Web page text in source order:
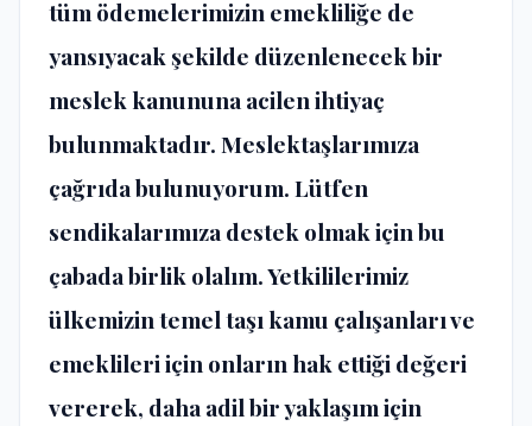
tüm ödemelerimizin emekliliğe de
yansıyacak şekilde düzenlenecek bir
meslek kanununa acilen ihtiyaç
bulunmaktadır. Meslektaşlarımıza
çağrıda bulunuyorum. Lütfen
sendikalarımıza destek olmak için bu
çabada birlik olalım. Yetkililerimiz
ülkemizin temel taşı kamu çalışanları ve
emeklileri için onların hak ettiği değeri
vererek, daha adil bir yaklaşım için